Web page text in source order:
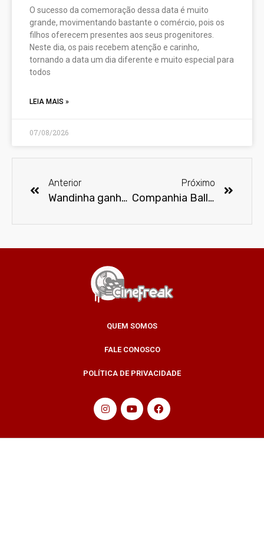
O sucesso da comemoração dessa data é muito
grande, movimentando bastante o comércio, pois os
filhos oferecem presentes aos seus progenitores.
Neste dia, os pais recebem atenção e carinho,
tornando a data um dia diferente e muito especial para
todos
LEIA MAIS »
07/08/2026
Anterior
Wandinha ganha linha de bonecas da Mattel
Próximo
Companhia Ballet de Cegos da Associação Fernanda Bianchini fará apresentações durante as Paralimpíadas de Paris 2024
QUEM SOMOS
FALE CONOSCO
POLÍTICA DE PRIVACIDADE